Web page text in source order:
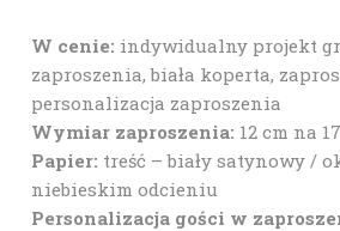
W cenie: indywidualny projekt
zaproszenia, biała koperta,
personalizacja zaproszenia
Wymiar zaproszenia: 12 cm na
Papier: treść – biały satynowy /
niebieskim odcieniu
Personalizacja gości w